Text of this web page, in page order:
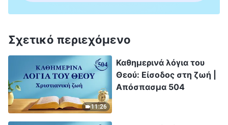
Σχετικό περιεχόμενο
11:26
Καθημερινά λόγια του
Θεού: Είσοδος στη ζωή |
Απόσπασμα 504